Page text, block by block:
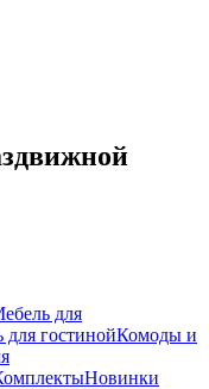
для
для гостинойКомоды и
Новинки